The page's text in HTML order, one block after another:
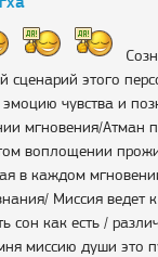
сценарий этого
чувства и
мгновения/Атман
воплощении
в каждом
Миссия ведет
сон как есть /
миссию души это